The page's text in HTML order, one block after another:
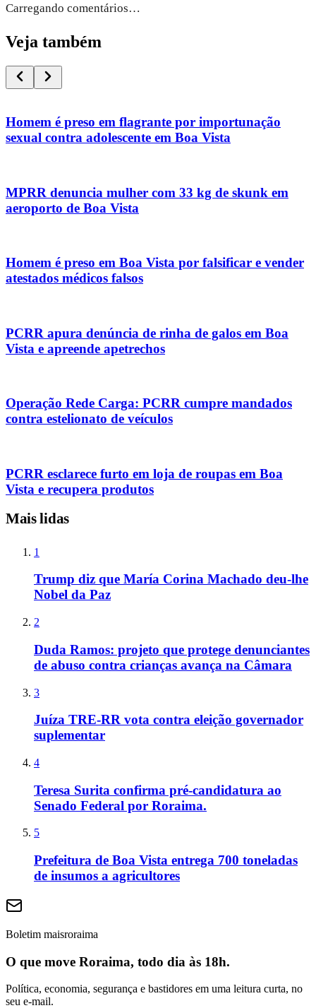
Carregando comentários…
Veja também
Homem é preso em flagrante por importunação
sexual contra adolescente em Boa Vista
MPRR denuncia mulher com 33 kg de skunk em
aeroporto de Boa Vista
Homem é preso em Boa Vista por falsificar e vender
atestados médicos falsos
PCRR apura denúncia de rinha de galos em Boa
Vista e apreende apetrechos
Operação Rede Carga: PCRR cumpre mandados
contra estelionato de veículos
PCRR esclarece furto em loja de roupas em Boa
Vista e recupera produtos
Mais lidas
1
Trump diz que María Corina Machado deu-lhe
Nobel da Paz
2
Duda Ramos: projeto que protege denunciantes
de abuso contra crianças avança na Câmara
3
Juíza TRE-RR vota contra eleição governador
suplementar
4
Teresa Surita confirma pré-candidatura ao
Senado Federal por Roraima.
5
Prefeitura de Boa Vista entrega 700 toneladas
de insumos a agricultores
Boletim maisroraima
O que move Roraima, todo dia às 18h.
Política, economia, segurança e bastidores em uma leitura curta, no
seu e-mail.